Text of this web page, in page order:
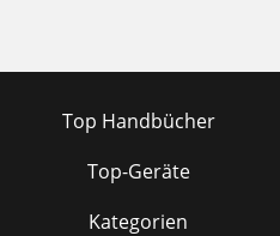
Top Handbücher
Top-Geräte
Kategorien